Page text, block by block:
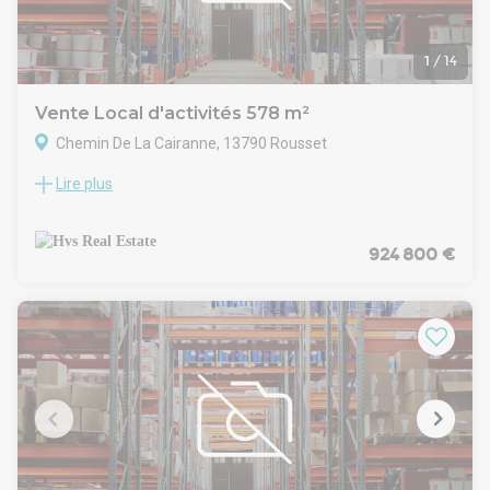
1 / 14
Vente Local d'activités 578 m²
Chemin De La Cairanne, 13790 Rousset
Situé à 16 km à l'Ouest d'Aix-en-Provence, dans la commune
un programme à construire de plus de 5300 m² de locaux
d'activités divisibles à partir de 380 m². Prestations de
composé de deux bâtiments saura vous séduire par son
architecture moderne et élégante tout en répondant aux
problématiques environnementales.
Les informations sur les risques auxquels ce bien est exposé
sont disponibles sur le site Géorisques :
www.georisques.gouv.fr
Extérieur :
Site clôturé et sécurisé par portails électriques avec système
Lire plus
924 800 €